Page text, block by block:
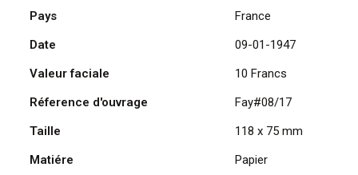
Mineur
01-
1947
Pays
France
Date
09-01-1947
Valeur faciale
10 Francs
Réference d'ouvrage
Fay#08/17
Taille
118 x 75 mm
Matiére
Papier